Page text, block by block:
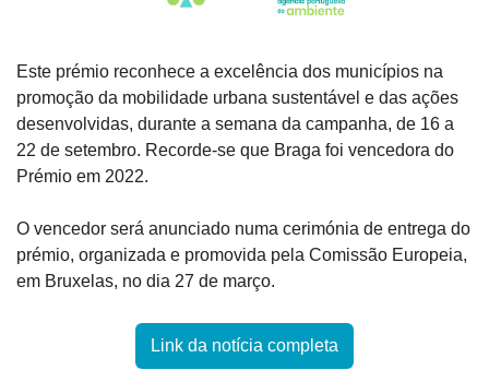
Este prémio reconhece a excelência dos municípios na
promoção da mobilidade urbana sustentável e das ações
desenvolvidas, durante a semana da campanha, de 16 a
22 de setembro. Recorde-se que Braga foi vencedora do
Prémio em 2022.
O vencedor será anunciado numa cerimónia de entrega do
prémio, organizada e promovida pela Comissão Europeia,
em Bruxelas, no dia 27 de março.
Link da notícia completa